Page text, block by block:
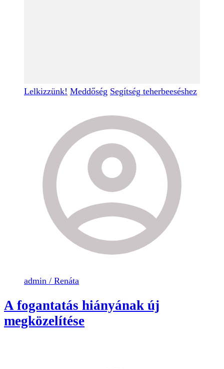
Lelkizzünk! Meddőség Segítség teherbeeséshez
admin / Renáta
A fogantatás hiányának új
megközelítése